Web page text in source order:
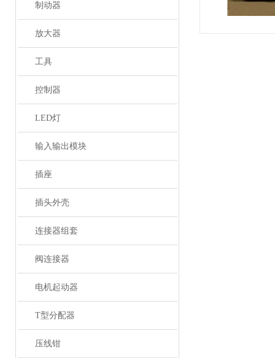
制动器
放大器
工具
控制器
LED灯
输入输出模块
插座
插头外壳
连接器组套
阀连接器
电机起动器
T型分配器
压线钳